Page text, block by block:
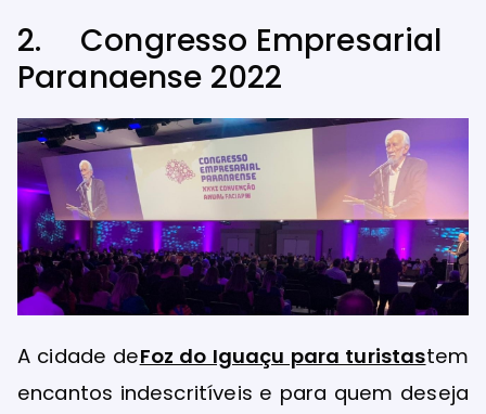
2. Congresso Empresarial
Paranaense 2022
A cidade deFoz do Iguaçu para turistastem
encantos indescritíveis e para quem deseja